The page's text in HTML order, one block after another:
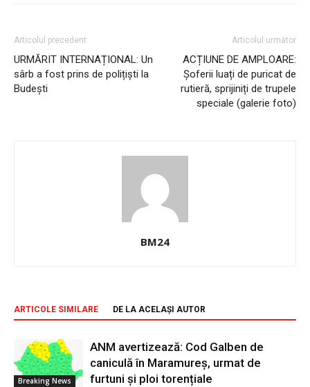
Articolul precedent
URMĂRIT INTERNAȚIONAL: Un
sârb a fost prins de polițiști la
Budești
Articolul următor
ACȚIUNE DE AMPLOARE:
Șoferii luați de puricat de
rutieră, sprijiniți de trupele
speciale (galerie foto)
BM24
ARTICOLE SIMILARE DE LA ACELAȘI AUTOR
Breaking News
ANM avertizează: Cod Galben de
caniculă în Maramureș, urmat de
furtuni și ploi torențiale